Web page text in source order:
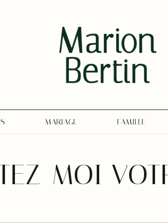
MARIAGE FAMILLE
MOI